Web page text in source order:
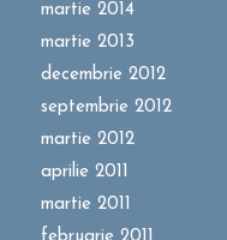
martie 2014
martie 2013
decembrie 2012
septembrie 2012
martie 2012
aprilie 2011
martie 2011